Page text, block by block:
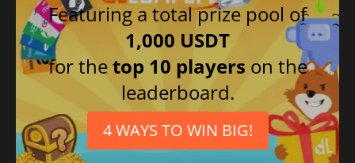
Featuring a total prize pool of
1,000 USDT
for thetop 10 players on the
leaderboard.
4 WAYS TO WIN BIG!